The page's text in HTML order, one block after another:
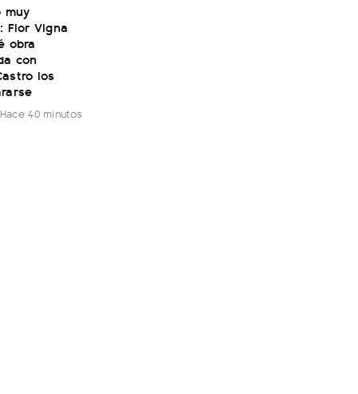
muy
Flor Vigna
obra
con
los
Hace 40 minutos